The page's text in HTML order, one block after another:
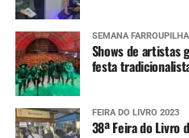
SEMANA
Shows de artistas
festa
FEIRA DO LIVRO 2023
38ª Feira do Livro